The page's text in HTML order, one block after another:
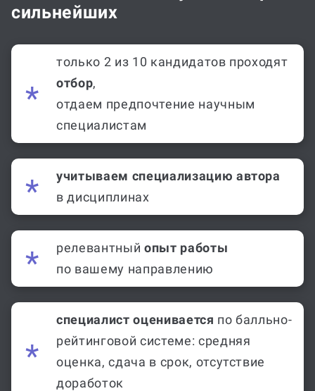
сильнейших
только 2 из 10 кандидатов проходят
отбор,
отдаем предпочтение научным
специалистам
учитываем специализацию автора
в дисциплинах
релевантный опыт работы
по вашему направлению
специалист оценивается по балльно-
рейтинговой системе: средняя
оценка, сдача в срок, отсутствие
доработок